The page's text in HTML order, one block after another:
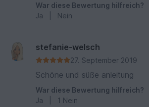
War diese Bewertung hilfreich?
Ja
Nein
stefanie-welsch
27. September 2019
Schöne und süße anleitung
War diese Bewertung hilfreich?
Ja
1 Nein